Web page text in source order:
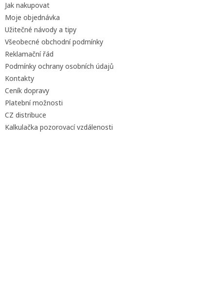
Jak nakupovat
Moje objednávka
Užitečné návody a tipy
Všeobecné obchodní podmínky
Reklamační řád
Podmínky ochrany osobních údajů
Kontakty
Ceník dopravy
Platební možnosti
CZ distribuce
Kalkulačka pozorovací vzdálenosti